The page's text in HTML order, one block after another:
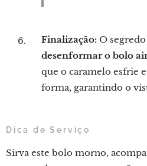
Finalização: O
desenformar o bolo
que o caramelo esfrie
forma, garantindo o
Dica de Serviço
Sirva este bolo morno,